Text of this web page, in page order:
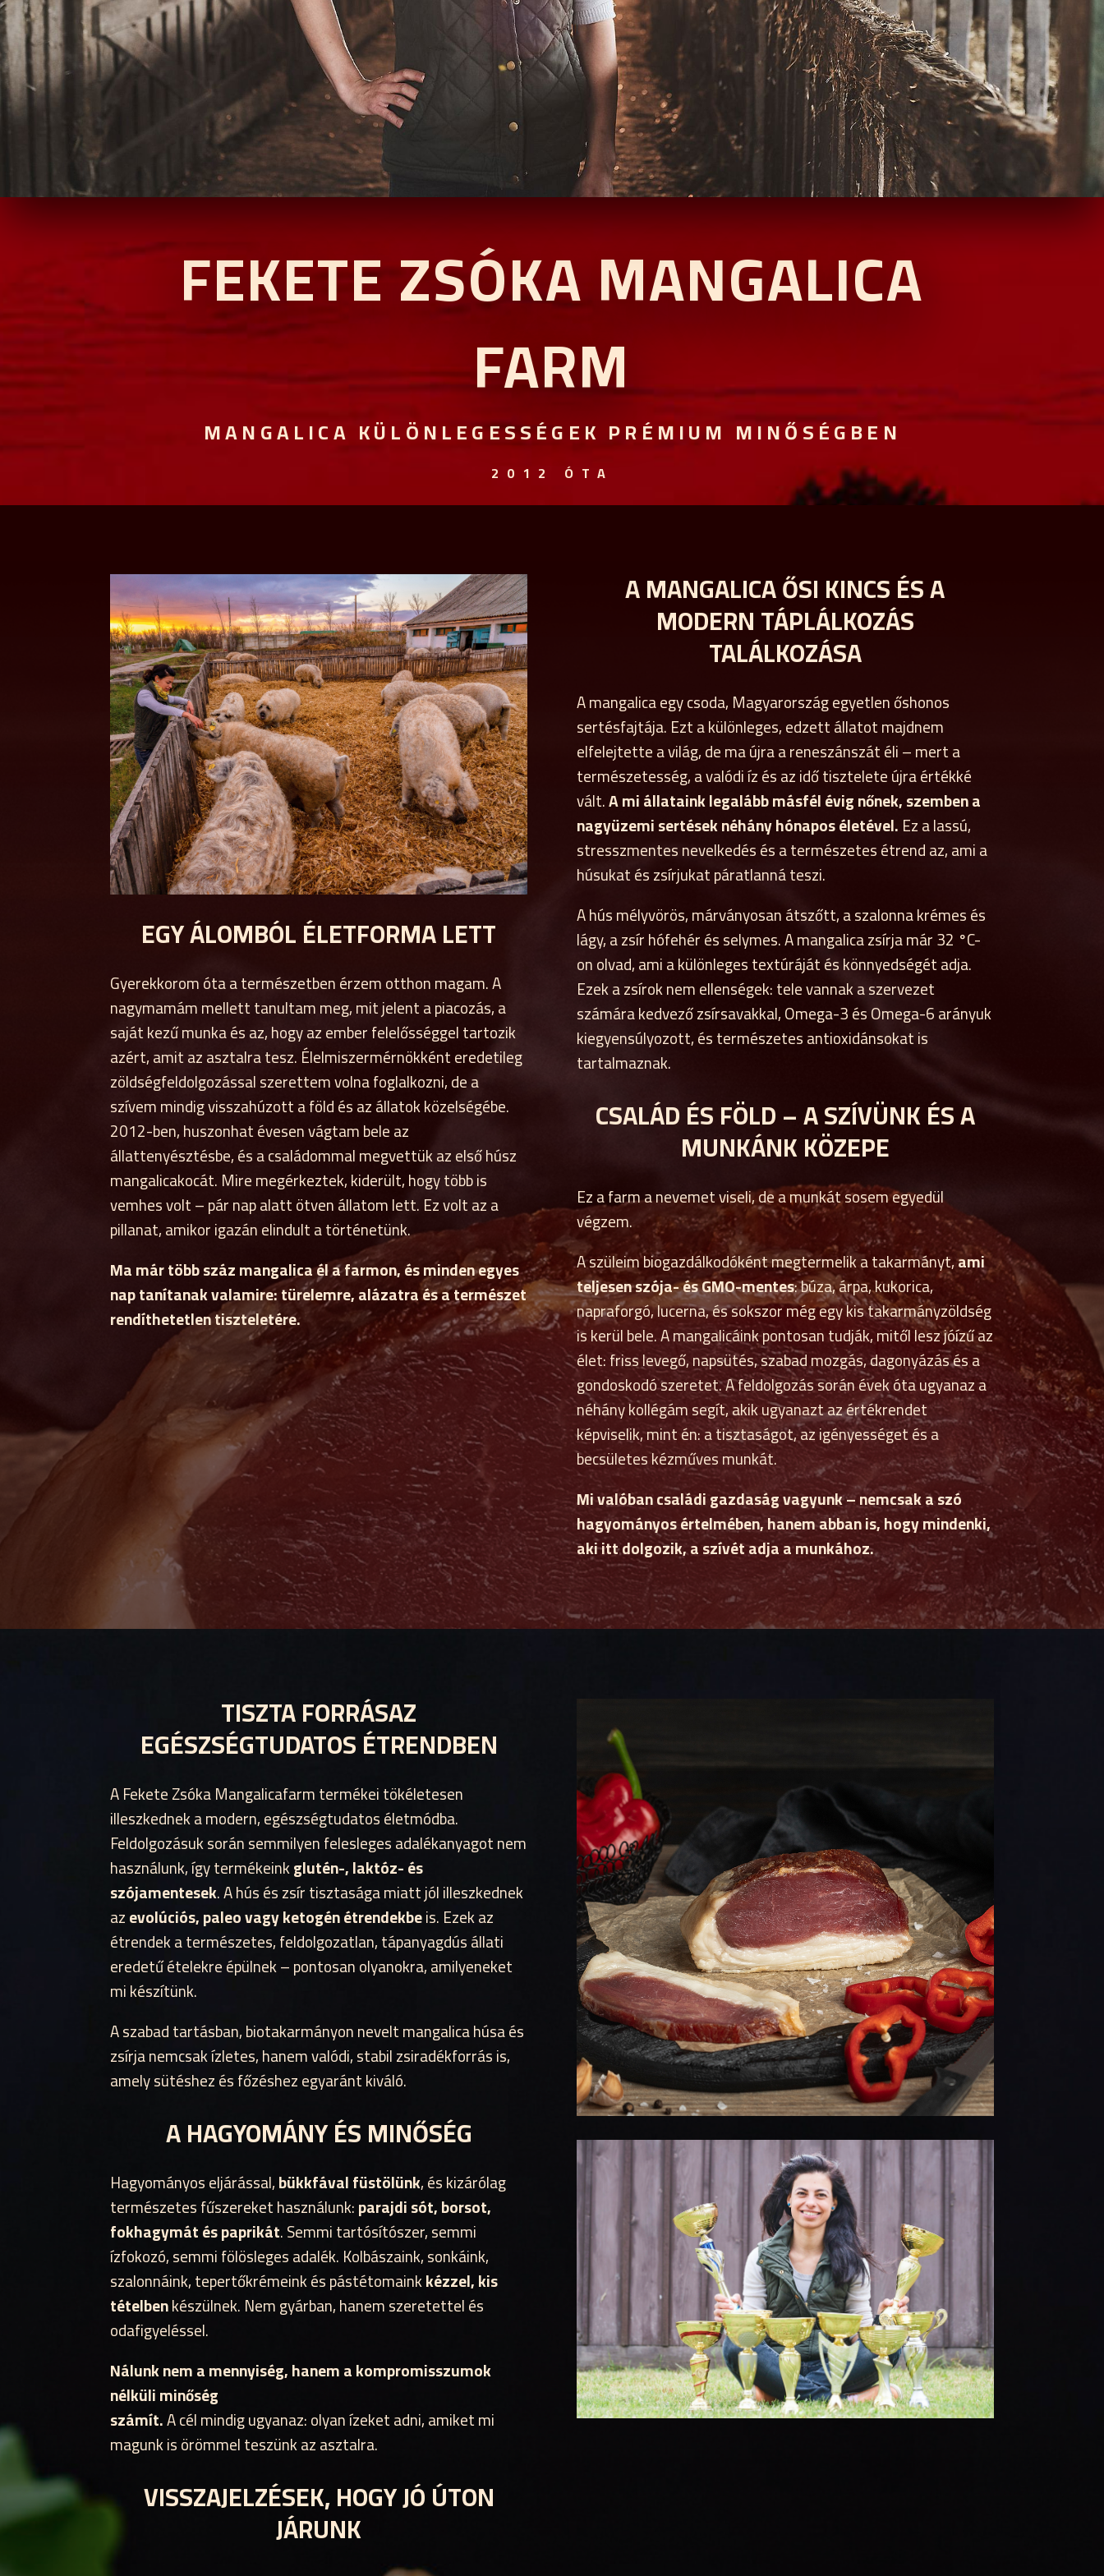
FEKETE ZSÓKA MANGALICA
FARM
MANGALICA KÜLÖNLEGESSÉGEK PRÉMIUM MINŐSÉGBEN
2012 ÓTA
EGY ÁLOMBÓL ÉLETFORMA LETT
Gyerekkorom óta a természetben érzem otthon magam. A
nagymamám mellett tanultam meg, mit jelent a piacozás, a
saját kezű munka és az, hogy az ember felelősséggel tartozik
azért, amit az asztalra tesz. Élelmiszermérnökként eredetileg
zöldségfeldolgozással szerettem volna foglalkozni, de a
szívem mindig visszahúzott a föld és az állatok közelségébe.
2012-ben, huszonhat évesen vágtam bele az
állattenyésztésbe, és a családommal megvettük az első húsz
mangalicakocát. Mire megérkeztek, kiderült, hogy több is
vemhes volt – pár nap alatt ötven állatom lett. Ez volt az a
pillanat, amikor igazán elindult a történetünk.
Ma már több száz mangalica él a farmon, és minden egyes
nap tanítanak valamire: türelemre, alázatra és a természet
rendíthetetlen tiszteletére.
A MANGALICA ŐSI KINCS ÉS A
MODERN TÁPLÁLKOZÁS
TALÁLKOZÁSA
A mangalica egy csoda, Magyarország egyetlen őshonos
sertésfajtája. Ezt a különleges, edzett állatot majdnem
elfelejtette a világ, de ma újra a reneszánszát éli – mert a
természetesség, a valódi íz és az idő tisztelete újra értékké
vált.A mi állataink legalább másfél évig nőnek, szemben a
nagyüzemi sertések néhány hónapos életével.Ez a lassú,
stresszmentes nevelkedés és a természetes étrend az, ami a
húsukat és zsírjukat páratlanná teszi.
A hús mélyvörös, márványosan átszőtt, a szalonna krémes és
lágy, a zsír hófehér és selymes. A mangalica zsírja már 32 °C-
on olvad, ami a különleges textúráját és könnyedségét adja.
Ezek a zsírok nem ellenségek: tele vannak a szervezet
számára kedvező zsírsavakkal, Omega-3 és Omega-6 arányuk
kiegyensúlyozott, és természetes antioxidánsokat is
tartalmaznak.
CSALÁD ÉS FÖLD – A SZÍVÜNK ÉS A
MUNKÁNK KÖZEPE
Ez a farm a nevemet viseli, de a munkát sosem egyedül
végzem.
A szüleim biogazdálkodóként megtermelik a takarmányt,ami
teljesen szója- és GMO-mentes: búza, árpa, kukorica,
napraforgó, lucerna, és sokszor még egy kis takarmányzöldség
is kerül bele. A mangalicáink pontosan tudják, mitől lesz jóízű az
élet: friss levegő, napsütés, szabad mozgás, dagonyázás és a
gondoskodó szeretet. A feldolgozás során évek óta ugyanaz a
néhány kollégám segít, akik ugyanazt az értékrendet
képviselik, mint én: a tisztaságot, az igényességet és a
becsületes kézműves munkát.
Mi valóban családi gazdaság vagyunk – nemcsak a szó
hagyományos értelmében, hanem abban is, hogy mindenki,
aki itt dolgozik, a szívét adja a munkához.
TISZTA FORRÁSAZ
EGÉSZSÉGTUDATOS ÉTRENDBEN
A Fekete Zsóka Mangalicafarm termékei tökéletesen
illeszkednek a modern, egészségtudatos életmódba.
Feldolgozásuk során semmilyen felesleges adalékanyagot nem
használunk, így termékeinkglutén-, laktóz- és
szójamentesek. A hús és zsír tisztasága miatt jól illeszkednek
azevolúciós, paleo vagy ketogén étrendekbeis. Ezek az
étrendek a természetes, feldolgozatlan, tápanyagdús állati
eredetű ételekre épülnek – pontosan olyanokra, amilyeneket
mi készítünk.
A szabad tartásban, biotakarmányon nevelt mangalica húsa és
zsírja nemcsak ízletes, hanem valódi, stabil zsiradékforrás is,
amely sütéshez és főzéshez egyaránt kiváló.
A HAGYOMÁNY ÉS MINŐSÉG
Hagyományos eljárással,bükkfával füstölünk, és kizárólag
természetes fűszereket használunk:parajdi sót, borsot,
fokhagymát és paprikát. Semmi tartósítószer, semmi
ízfokozó, semmi fölösleges adalék. Kolbászaink, sonkáink,
szalonnáink, tepertőkrémeink és pástétomainkkézzel, kis
tételbenkészülnek. Nem gyárban, hanem szeretettel és
odafigyeléssel.
Nálunk nem a mennyiség, hanem a kompromisszumok
nélküli minőség
számít.A cél mindig ugyanaz: olyan ízeket adni, amiket mi
magunk is örömmel teszünk az asztalra.
VISSZAJELZÉSEK, HOGY JÓ ÚTON
JÁRUNK